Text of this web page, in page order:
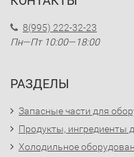
8(995) 222-32-23
Пн—Пт 10:00—18:00
РАЗДЕЛЫ
Запасные части для
Продукты, ингредиенты
Холодильное